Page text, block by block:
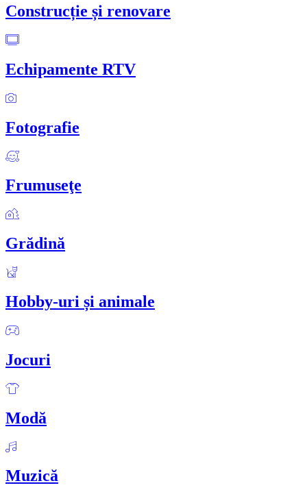
Construcție și renovare
Echipamente RTV
Fotografie
Frumuseţe
Grădină
Hobby-uri și animale
Jocuri
Modă
Muzică